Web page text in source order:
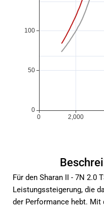
Für den Sharan II - 7N 2.0
Leistungssteigerung, die
der Performance hebt.